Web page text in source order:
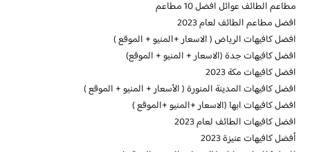
مطاعم الطائف عوائل افضل 10 مطاعم
افضل مطاعم الطائف لعام 2023
افضل كافيهات الرياض ( الاسعار +المنيو + الموقع )
افضل كافيهات جدة (الاسعار + المنيو + الموقع)
افضل كافيهات مكة 2023
افضل كافيهات المدينة المنورة ( الأسعار + المنيو + الموقع )
افضل كافيهات ابها (الاسعار +المنيو +الموقع )
افضل كافيهات الطائف لعام 2023
أفضل كافيهات عنيزة 2023